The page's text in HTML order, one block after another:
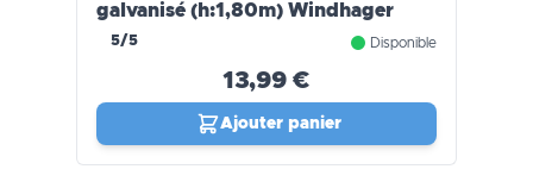
galvanisé (h:1,80m) Windhager
5/5 Disponible
13,99 €
Ajouter panier